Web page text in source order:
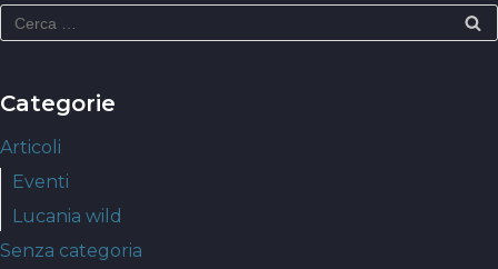
Categorie
Articoli
Eventi
Lucania wild
Senza categoria